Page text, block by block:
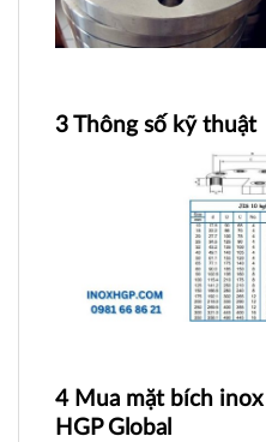
3 Thông số kỹ thuật
4 Mua mặt bích inox
HGP Global